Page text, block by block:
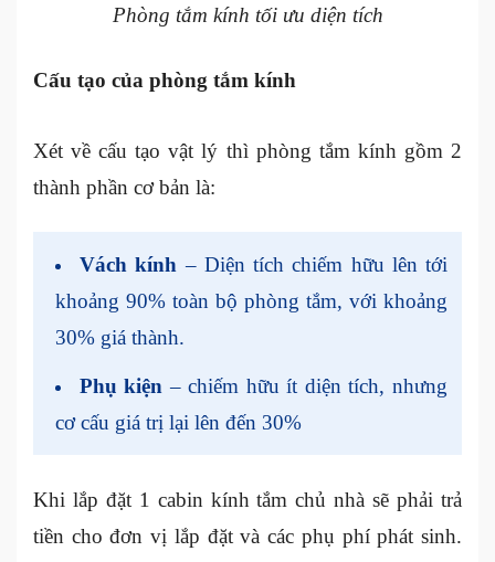
Phòng tắm kính tối ưu diện tích
Cấu tạo của phòng tắm kính
Xét về cấu tạo vật lý thì phòng tắm kính gồm 2
thành phần cơ bản là:
Vách kính – Diện tích chiếm hữu lên tới
khoảng 90% toàn bộ phòng tắm, với khoảng
30% giá thành.
Phụ kiện – chiếm hữu ít diện tích, nhưng
cơ cấu giá trị lại lên đến 30%
Khi lắp đặt 1 cabin kính tắm chủ nhà sẽ phải trả
tiền cho đơn vị lắp đặt và các phụ phí phát sinh.